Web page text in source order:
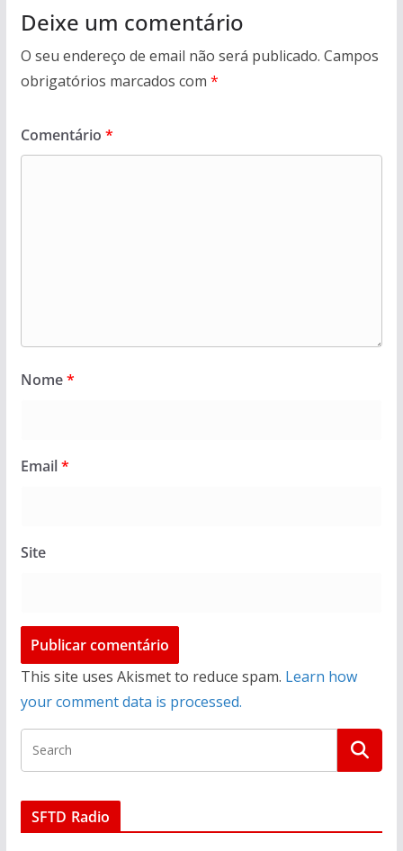
Deixe um comentário
O seu endereço de email não será publicado. Campos
obrigatórios marcados com *
Comentário *
Nome*
Email*
Site
This site uses Akismet to reduce spam. Learn how
your comment data is processed.
SFTD Radio